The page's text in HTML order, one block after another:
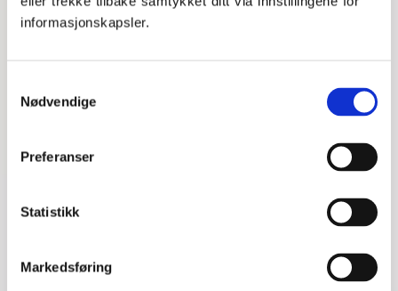
informasjonskapsler.
Nødvendige
Preferanser
Statistikk
Markedsføring
somenderpå -het eller -else. Slå opp i ordboka!
Eksempler:
Hvorfor -
Ord som slutter på -lig blir som regel -leg, på
Mulig - mog